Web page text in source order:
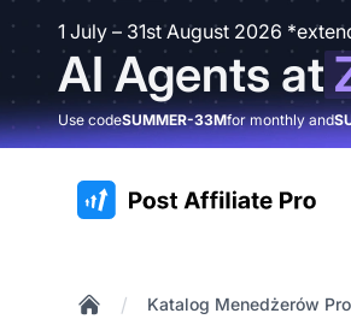
1 July – 31st August 2026
AI Agents at
Use codeSUMMER-33Mfor monthly and
:site.title
/ Katalog Menedżerów